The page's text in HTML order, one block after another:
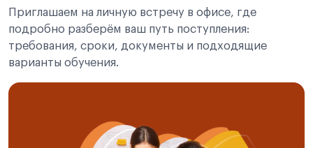
Приглашаем на личную встречу в офисе, где
подробно разберём ваш путь поступления:
требования, сроки, документы и подходящие
варианты обучения.